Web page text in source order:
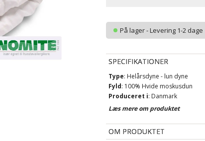
På lager - Levering 1-2 dage
SPECIFIKATIONER
Type: Helårsdyne - lun dyne
Fyld: 100% Hvide moskusdun
Produceret i: Danmark
Brand: Temprakon Dyne - Lun
Bæreevne: 800 (Ny målemetode)
Bolster: 100% bomuld belagt
Læs mere om produktet
OM PRODUKTET